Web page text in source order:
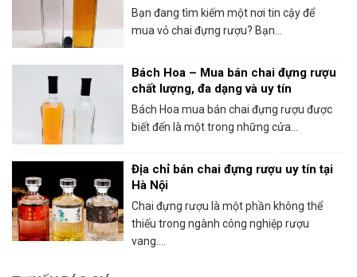
Bạn đang tìm kiếm một nơi tin cậy để
mua vỏ chai đựng rượu? Bạn...
Bách Hoa – Mua bán chai đựng rượu
chất lượng, đa dạng và uy tín
Bách Hoa mua bán chai đựng rượu được
biết đến là một trong những cửa...
Địa chỉ bán chai đựng rượu uy tín tại
Hà Nội
Chai đựng rượu là một phần không thể
thiếu trong ngành công nghiệp rượu
vang....